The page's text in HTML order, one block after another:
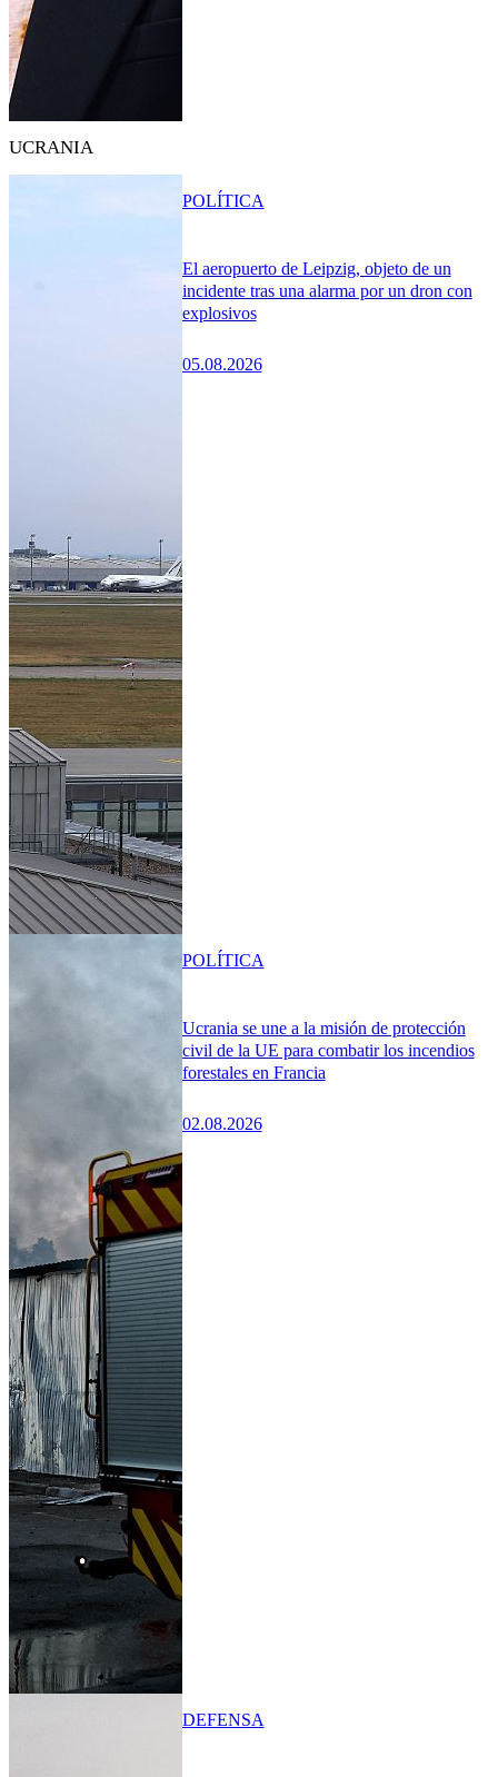
UCRANIA
El aeropuerto de Leipzig, objeto de un
incidente tras una alarma por un dron con
explosivos
05.08.2026
POLÍTICA
Ucrania se une a la misión de protección
civil de la UE para combatir los incendios
forestales en Francia
02.08.2026
POLÍTICA
DEFENSA